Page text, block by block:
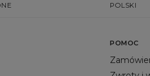
POLSKI
POMOC